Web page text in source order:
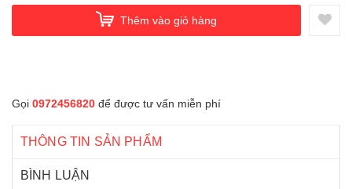
Thêm vào giỏ hàng
Gọi 0972456820 để được tư vấn miễn phí
THÔNG TIN SẢN PHẨM
BÌNH LUẬN